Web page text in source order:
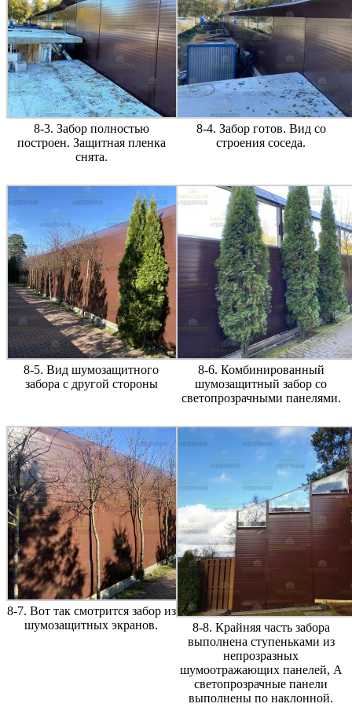
8-3. Забор полностью
построен. Защитная пленка
снята.
8-4. Забор готов. Вид со
строения соседа.
8-5. Вид шумозащитного
забора с другой стороны
8-6. Комбинированный
шумозащитный забор со
светопрозрачными панелями.
8-7. Вот так смотрится забор из
шумозащитных экранов.
8-8. Крайняя часть забора
выполнена ступеньками из
непрозразных
шумоотражающих панелей, А
светопрозрачные панели
выполнены по наклонной.